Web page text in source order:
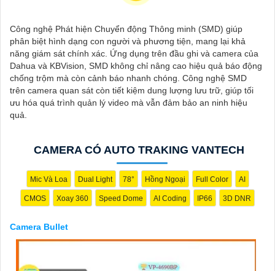
hình ảnh sắc nét đem đến giải pháp hiệu quả để bảo vệ an ninh
Công nghệ Phát hiện Chuyển động Thông minh (SMD) giúp
phân biệt hình dạng con người và phương tiện, mang lại khả
năng giám sát chính xác. Ứng dụng trên đầu ghi và camera của
Dahua và KBVision, SMD không chỉ nâng cao hiệu quả báo động
chống trộm mà còn cảnh báo nhanh chóng. Công nghệ SMD
trên camera quan sát còn tiết kiệm dung lượng lưu trữ, giúp tối
ưu hóa quá trình quản lý video mà vẫn đảm bảo an ninh hiệu
quả.
CAMERA CÓ AUTO TRAKING VANTECH
Mic Và Loa Dual Light 78° Hồng Ngoại Full Color AI
CMOS Xoay 360 Speed Dome AI Coding IP66 3D DNR
Camera Bullet